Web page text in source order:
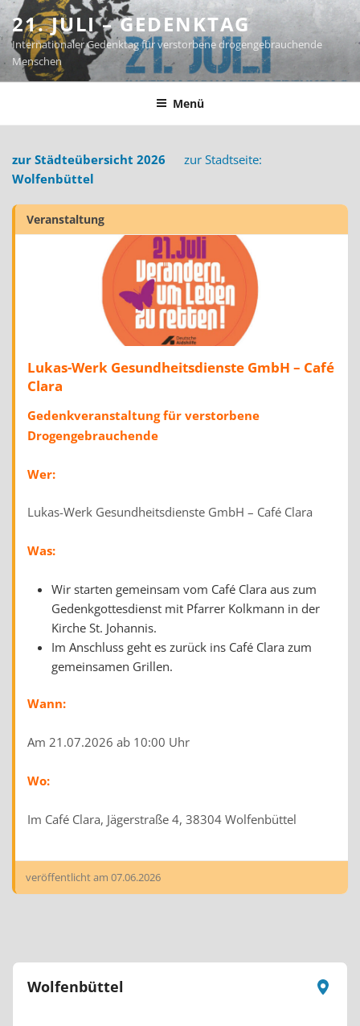
Zum
Inhalt
springen
21. JULI – GEDENKTAG
Internationaler Gedenktag für verstorbene drogengebrauchende
Menschen
Menü
zur Städteübersicht 2026
zur Stadtseite:
Wolfenbüttel
Veranstaltung
Lukas-Werk Gesundheitsdienste GmbH – Café
Clara
Gedenkveranstaltung für verstorbene
Drogengebrauchende
Wer:
Lukas-Werk Gesundheitsdienste GmbH – Café Clara
Was:
Wir starten gemeinsam vom Café Clara aus zum
Gedenkgottesdienst mit Pfarrer Kolkmann in der
Kirche St. Johannis.
Im Anschluss geht es zurück ins Café Clara zum
gemeinsamen Grillen.
Wann:
Am 21.07.2026 ab 10:00 Uhr
Wo:
Im Café Clara, Jägerstraße 4, 38304 Wolfenbüttel
veröffentlicht am 07.06.2026
Wolfenbüttel